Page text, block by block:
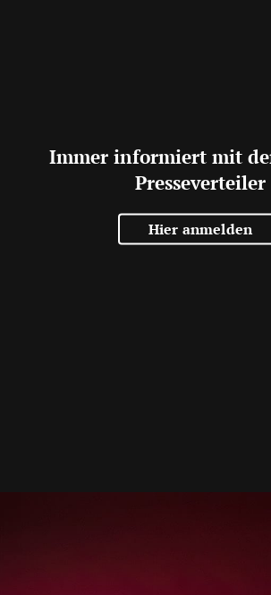
Immer informiert mit
Presseverteiler
Hier anmelden